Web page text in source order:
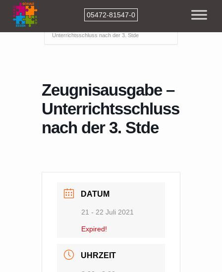
05472-81547-0
Events
Zeugnisausgabe –
Unterrichtsschluss nach der 3. Stde
Zeugnisausgabe –
Unterrichtsschluss
nach der 3. Stde
DATUM
21 - 22 Juli 2021
Expired!
UHRZEIT